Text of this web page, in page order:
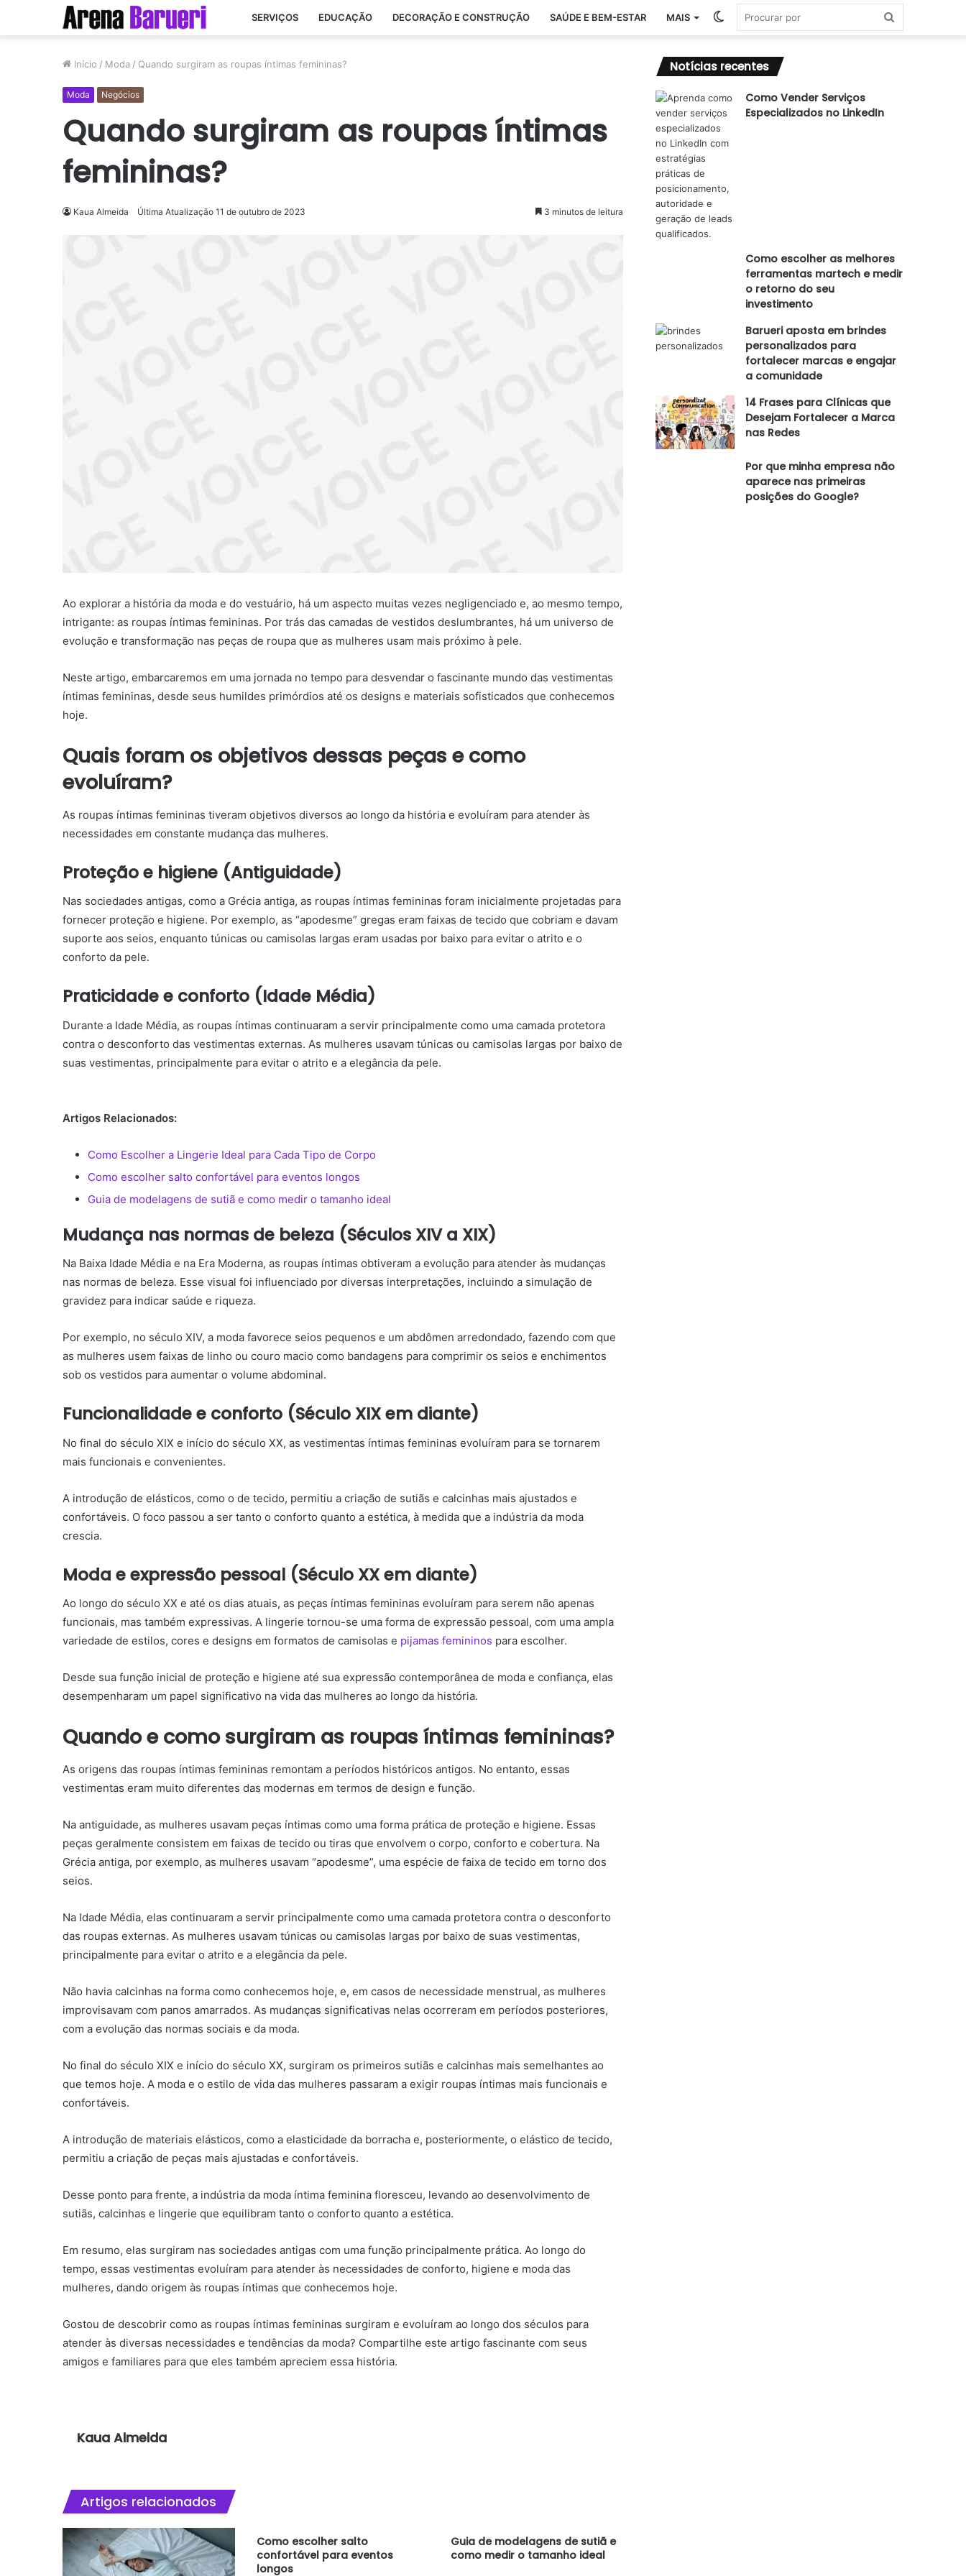
SERVIÇOS EDUCAÇÃO DECORAÇÃO E CONSTRUÇÃO SAÚDE E BEM-ESTAR MAIS Switch
Início / Moda / Quando surgiram as roupas íntimas femininas?
Moda Negócios
Quando surgiram as roupas íntimas
femininas?
Kaua Almeida Última Atualização 11 de outubro de 2023 3 minutos de leitura
Ao explorar a história da moda e do vestuário, há um aspecto muitas vezes negligenciado e, ao mesmo tempo,
intrigante: as roupas íntimas femininas. Por trás das camadas de vestidos deslumbrantes, há um universo de
evolução e transformação nas peças de roupa que as mulheres usam mais próximo à pele.
Neste artigo, embarcaremos em uma jornada no tempo para desvendar o fascinante mundo das vestimentas
íntimas femininas, desde seus humildes primórdios até os designs e materiais sofisticados que conhecemos
hoje.
Quais foram os objetivos dessas peças e como
evoluíram?
As roupas íntimas femininas tiveram objetivos diversos ao longo da história e evoluíram para atender às
necessidades em constante mudança das mulheres.
Proteção e higiene (Antiguidade)
Nas sociedades antigas, como a Grécia antiga, as roupas íntimas femininas foram inicialmente projetadas para
fornecer proteção e higiene. Por exemplo, as “apodesme” gregas eram faixas de tecido que cobriam e davam
suporte aos seios, enquanto túnicas ou camisolas largas eram usadas por baixo para evitar o atrito e o
conforto da pele.
Praticidade e conforto (Idade Média)
Durante a Idade Média, as roupas íntimas continuaram a servir principalmente como uma camada protetora
contra o desconforto das vestimentas externas. As mulheres usavam túnicas ou camisolas largas por baixo de
suas vestimentas, principalmente para evitar o atrito e a elegância da pele.
Artigos Relacionados:
Como Escolher a Lingerie Ideal para Cada Tipo de Corpo
Como escolher salto confortável para eventos longos
Guia de modelagens de sutiã e como medir o tamanho ideal
Mudança nas normas de beleza (Séculos XIV a XIX)
Na Baixa Idade Média e na Era Moderna, as roupas íntimas obtiveram a evolução para atender às mudanças
nas normas de beleza. Esse visual foi influenciado por diversas interpretações, incluindo a simulação de
gravidez para indicar saúde e riqueza.
Por exemplo, no século XIV, a moda favorece seios pequenos e um abdômen arredondado, fazendo com que
as mulheres usem faixas de linho ou couro macio como bandagens para comprimir os seios e enchimentos
sob os vestidos para aumentar o volume abdominal.
Funcionalidade e conforto (Século XIX em diante)
No final do século XIX e início do século XX, as vestimentas íntimas femininas evoluíram para se tornarem
mais funcionais e convenientes.
A introdução de elásticos, como o de tecido, permitiu a criação de sutiãs e calcinhas mais ajustados e
confortáveis. O foco passou a ser tanto o conforto quanto a estética, à medida que a indústria da moda
crescia.
Moda e expressão pessoal (Século XX em diante)
Ao longo do século XX e até os dias atuais, as peças íntimas femininas evoluíram para serem não apenas
funcionais, mas também expressivas. A lingerie tornou-se uma forma de expressão pessoal, com uma ampla
variedade de estilos, cores e designs em formatos de camisolas e pijamas femininos para escolher.
Desde sua função inicial de proteção e higiene até sua expressão contemporânea de moda e confiança, elas
desempenharam um papel significativo na vida das mulheres ao longo da história.
Quando e como surgiram as roupas íntimas femininas?
As origens das roupas íntimas femininas remontam a períodos históricos antigos. No entanto, essas
vestimentas eram muito diferentes das modernas em termos de design e função.
Na antiguidade, as mulheres usavam peças íntimas como uma forma prática de proteção e higiene. Essas
peças geralmente consistem em faixas de tecido ou tiras que envolvem o corpo, conforto e cobertura. Na
Grécia antiga, por exemplo, as mulheres usavam “apodesme”, uma espécie de faixa de tecido em torno dos
seios.
Na Idade Média, elas continuaram a servir principalmente como uma camada protetora contra o desconforto
das roupas externas. As mulheres usavam túnicas ou camisolas largas por baixo de suas vestimentas,
principalmente para evitar o atrito e a elegância da pele.
Não havia calcinhas na forma como conhecemos hoje, e, em casos de necessidade menstrual, as mulheres
improvisavam com panos amarrados. As mudanças significativas nelas ocorreram em períodos posteriores,
com a evolução das normas sociais e da moda.
No final do século XIX e início do século XX, surgiram os primeiros sutiãs e calcinhas mais semelhantes ao
que temos hoje. A moda e o estilo de vida das mulheres passaram a exigir roupas íntimas mais funcionais e
confortáveis.
A introdução de materiais elásticos, como a elasticidade da borracha e, posteriormente, o elástico de tecido,
permitiu a criação de peças mais ajustadas e confortáveis.
Desse ponto para frente, a indústria da moda íntima feminina floresceu, levando ao desenvolvimento de
sutiãs, calcinhas e lingerie que equilibram tanto o conforto quanto a estética.
Em resumo, elas surgiram nas sociedades antigas com uma função principalmente prática. Ao longo do
tempo, essas vestimentas evoluíram para atender às necessidades de conforto, higiene e moda das
mulheres, dando origem às roupas íntimas que conhecemos hoje.
Gostou de descobrir como as roupas íntimas femininas surgiram e evoluíram ao longo dos séculos para
atender às diversas necessidades e tendências da moda? Compartilhe este artigo fascinante com seus
amigos e familiares para que eles também apreciem essa história.
Kaua Almeida
Artigos relacionados
Como escolher salto
confortável para eventos
longos
Guia de modelagens de sutiã e
como medir o tamanho ideal
Notícias recentes
Como Vender Serviços
Especializados no LinkedIn
Como escolher as melhores
ferramentas martech e medir
o retorno do seu
investimento
Barueri aposta em brindes
personalizados para
fortalecer marcas e engajar
a comunidade
14 Frases para Clínicas que
Desejam Fortalecer a Marca
nas Redes
Por que minha empresa não
aparece nas primeiras
posições do Google?